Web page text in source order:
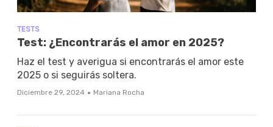
TESTS
Test: ¿Encontrarás el amor en 2025?
Haz el test y averigua si encontrarás el amor este
2025 o si seguirás soltera.
Diciembre 29, 2024 · Mariana Rocha